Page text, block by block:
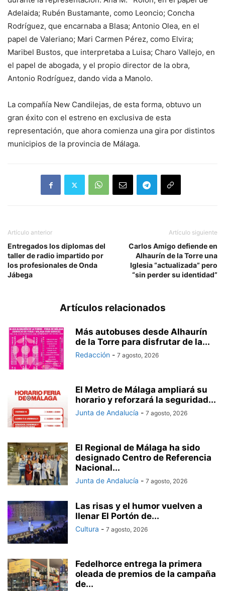
Adelaida; Rubén Bustamante, como Leoncio; Concha
Rodríguez, que encarnaba a Blasa; Antonio Olea, en el
papel de Valeriano; Mari Carmen Pérez, como Elvira;
Maribel Bustos, que interpretaba a Luisa; Charo Vallejo, en
el papel de abogada, y el propio director de la obra,
Antonio Rodríguez, dando vida a Manolo.
La compañía New Candilejas, de esta forma, obtuvo un
gran éxito con el estreno en exclusiva de esta
representación, que ahora comienza una gira por distintos
municipios de la provincia de Málaga.
Artículo anterior
Entregados los diplomas del
taller de radio impartido por
los profesionales de Onda
Jábega
Artículo siguiente
Carlos Amigo defiende en
Alhaurín de la Torre una
Iglesia “actualizada” pero
“sin perder su identidad”
Artículos relacionados
Más autobuses desde Alhaurín
de la Torre para disfrutar de la...
Redacción - 7 agosto, 2026
El Metro de Málaga ampliará su
horario y reforzará la seguridad...
Junta de Andalucía - 7 agosto, 2026
El Regional de Málaga ha sido
designado Centro de Referencia
Nacional...
Junta de Andalucía - 7 agosto, 2026
Las risas y el humor vuelven a
llenar El Portón de...
Cultura - 7 agosto, 2026
Fedelhorce entrega la primera
oleada de premios de la campaña
de...